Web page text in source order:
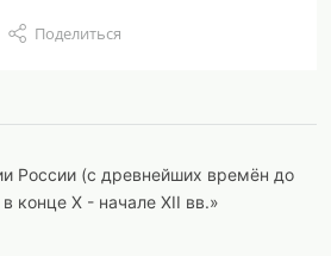
Поделиться
России (с древнейших времён до
конце X - начале XII вв.»